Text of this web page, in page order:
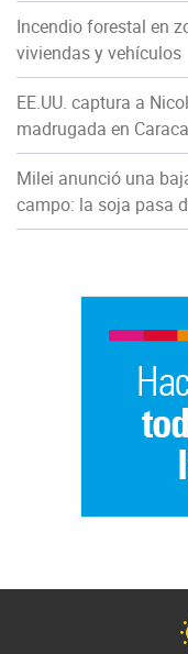
Incendio forestal en
viviendas y vehículos
EE.UU. captura a
madrugada en
Milei anunció una
campo: la soja pasa